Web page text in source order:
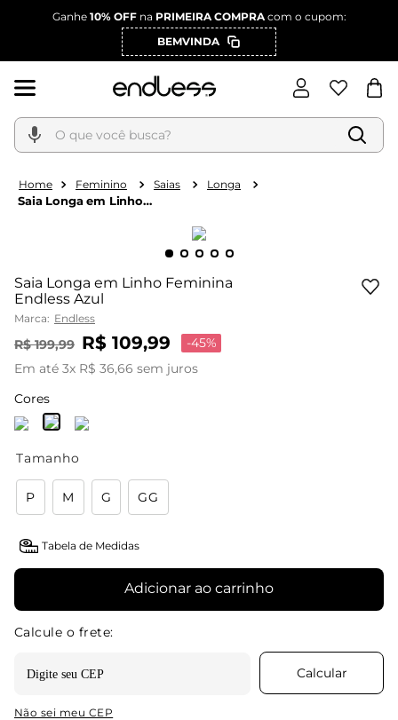
Ganhe 10% OFFna PRIMEIRA COMPRAcom o cupom:
BEMVINDA
O que você busca?
Feminino Saias Longa
Saia Longa em Linho
Saia Longa em Linho Feminina
Endless Azul
Marca: Endless
R$ 199,99 R$ 109,99 -45%
Em até 3x R$ 36,66 sem juros
Cores
Tamanho
P M G GG
Tabela de Medidas
Adicionar ao carrinho
Não sei meu CEP